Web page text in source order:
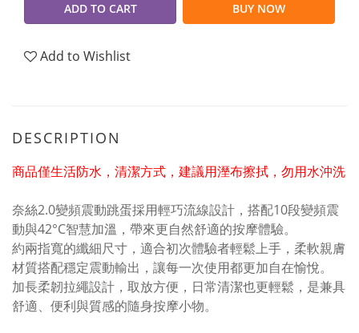
ADD TO CART BUY NOW
Add to Wishlist
DESCRIPTION
商品僅生活防水，清潔方式，建議用溼布擦拭，勿用水沖洗
奈絲2.0變頻震動跳蛋採用輕巧流線設計，搭配10段變頻震
動與42°C智慧加溫，帶來更自然舒適的按摩體驗。
約兩指寬的纖細尺寸，適合初次體驗者輕鬆上手，柔軟親膚
材質搭配穩定震動輸出，讓每一次使用都更加自在愉悅。
加長柔韌拉繩設計，取放方便，日常清潔也更輕鬆，是兼具
舒適、便利與質感的隨身按摩小物。